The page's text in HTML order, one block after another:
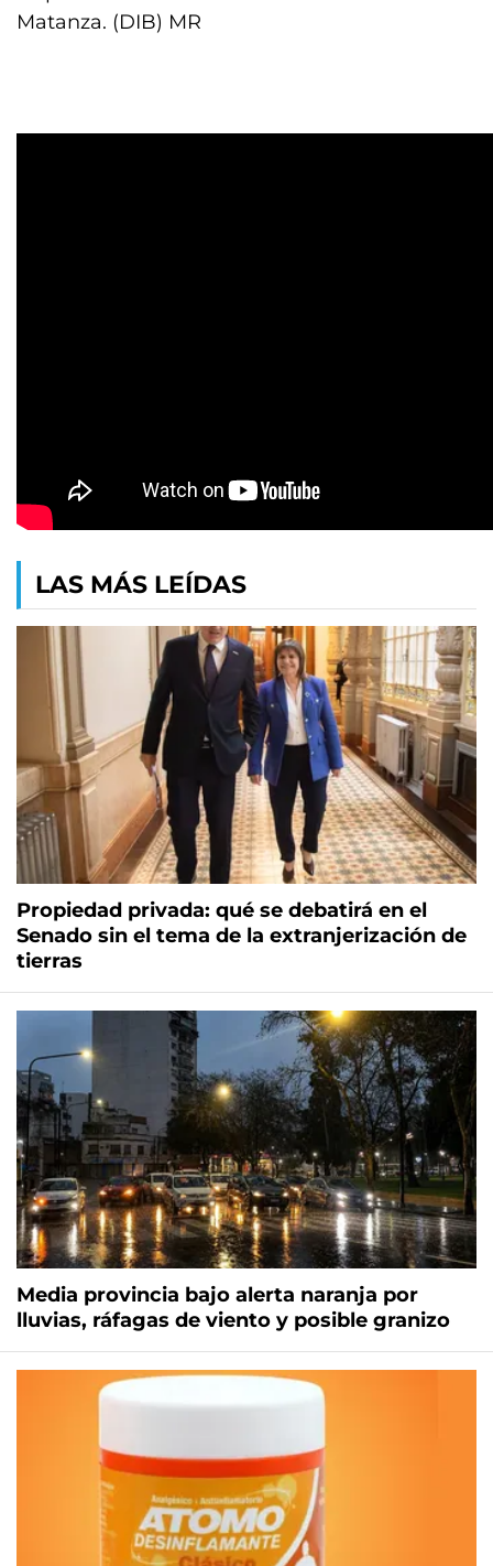
Matanza. (DIB) MR
LAS MÁS LEÍDAS
Propiedad privada: qué se debatirá en el
Senado sin el tema de la extranjerización de
tierras
Media provincia bajo alerta naranja por
lluvias, ráfagas de viento y posible granizo